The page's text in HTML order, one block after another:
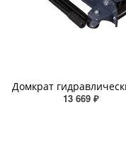
13 669 ₽